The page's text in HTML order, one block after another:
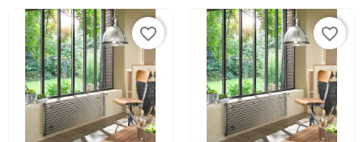
favorite_border favorite_border